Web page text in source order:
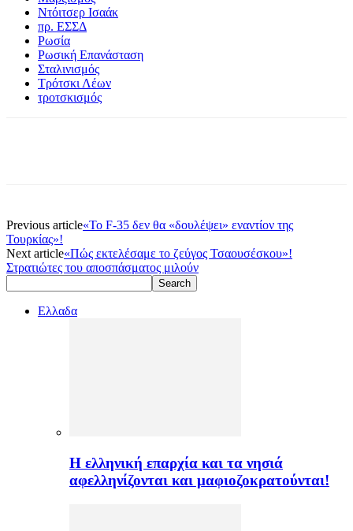
Ντόιτσερ Ισαάκ
πρ. ΕΣΣΔ
Ρωσία
Ρωσική Επανάσταση
Σταλινισμός
Τρότσκι Λέων
τροτσκισμός
Previous article«Το F-35 δεν θα «δουλέψει» εναντίον της
Τουρκίας»!
Next article«Πώς εκτελέσαμε το ζεύγος Τσαουσέσκου»!
Στρατιώτες του αποσπάσματος μιλούν
Ελλαδα
H ελληνική επαρχία και τα νησιά
αφελληνίζονται και μαφιοζοκρατούνται!